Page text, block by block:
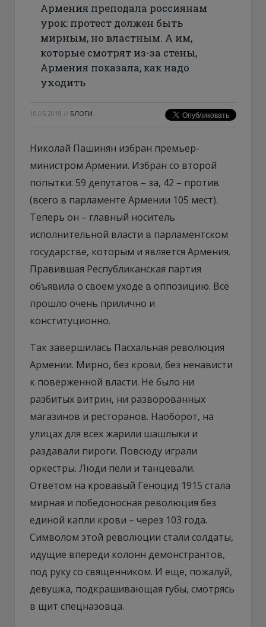
Армения преподала россиянам
урок: протест должен быть
мирным, но властным. А им,
которые смотрят из-за стены,
Армения показала, как надо
уходить
10.05.2018 // БЛОГИ
Николай Пашинян избран премьер-
министром Армении. Избран со второй
попытки: 59 депутатов – за, 42 – против
(всего в парламенте Армении 105 мест).
Теперь он – главный носитель
исполнительной власти в парламентском
государстве, которым и является Армения.
Правившая Республиканская партия
объявила о своем уходе в оппозицию. Всё
прошло очень прилично и
конституционно.
Так завершилась Пасхальная революция
Армении. Мирно, без крови, без ненависти
к поверженной власти. Не было ни
разбитых витрин, ни разворованных
магазинов и ресторанов. Наоборот, на
улицах для всех жарили шашлыки и
раздавали пироги. Повсюду играли
оркестры. Люди пели и танцевали.
Ответом на кровавый Геноцид 1915 стала
мирная и победоносная революция без
единой капли крови – через 103 года.
Символом этой революции стали солдаты,
идущие впереди колонн демонстрантов,
под руку со священником. И еще, пожалуй,
девушка, подкрашивающая губы, смотрясь
в щит спецназовца.